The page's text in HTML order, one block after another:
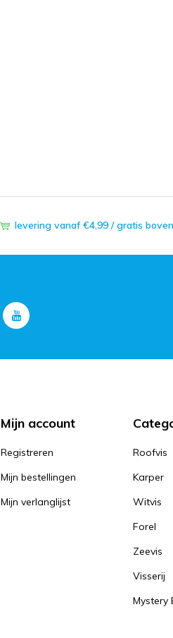
levering vanaf €4,99 / gratis
Mijn account
Registreren
Mijn bestellingen
Mijn verlanglijst
Roofvis
Karper
Witvis
Forel
Zeevis
Visserij
Mystery